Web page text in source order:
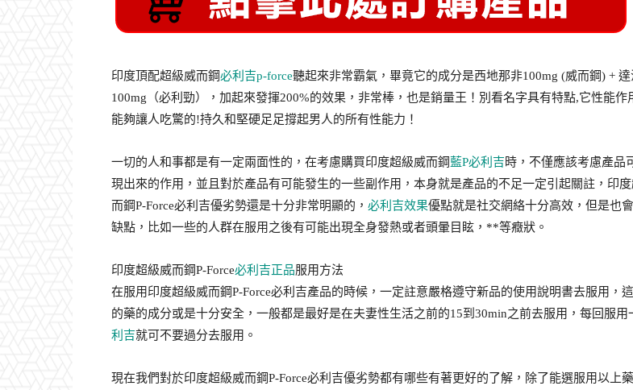
印度頂配超級威而鋼必利吉p-force聽起來非常霸氣，畢竟它的成分是西地那非100mg (威而鋼) +
100mg（必利勁），加起來發揮200%的效果，非常棒，也是銷量王！別看名字具有特點,它性能作
能夠讓人吃驚的!持久和堅硬足足撐起男人的所有性能力！
一切的人和事都是有一定兩面性的，在考慮購買印度超級威而鋼藍P必利吉時，不僅應該考慮產品
現出來的作用，並且對於產品有可能發生的一些副作用，本身就是產品的不足一定引起關註，印
而鋼P-Force必利吉優劣勢還是十分非常明顯的， 必利吉效果優點就是社交網絡十分高效，但是也
缺點，比如一些的人群在服用之後有可能出現全身發熱或者頭暈目眩，**等癥狀。
印度超級威而鋼P-Force必利吉正品服用方法
在服用印度超級威而鋼P-Force必利吉產品的時候，一定註意嚴格遵守新品的使用說明書去服用，
的藥的成分或是十分安全，一般都是最好是在夫妻性生活之前的15到30min之前去服用，每回服用
利吉就可不要過分去服用。
現在我們對於印度超級威而鋼P-Force必利吉優劣勢都有哪些有著更好的了解，除了能選服用以上